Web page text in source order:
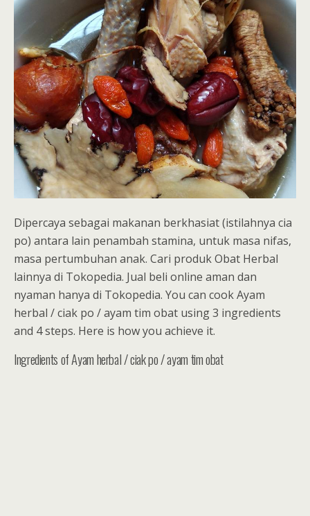
Dipercaya sebagai makanan berkhasiat (istilahnya cia
po) antara lain penambah stamina, untuk masa nifas,
masa pertumbuhan anak. Cari produk Obat Herbal
lainnya di Tokopedia. Jual beli online aman dan
nyaman hanya di Tokopedia. You can cook Ayam
herbal / ciak po / ayam tim obat using 3 ingredients
and 4 steps. Here is how you achieve it.
Ingredients of Ayam herbal / ciak po / ayam tim obat